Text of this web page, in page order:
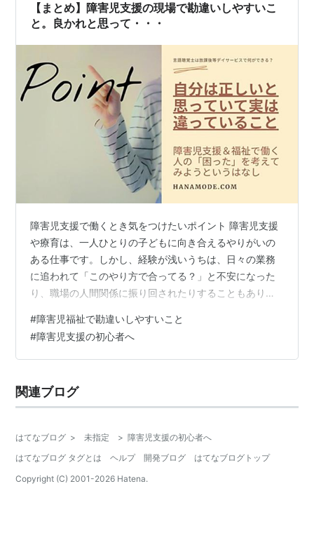
【まとめ】障害児支援の現場で勘違いしやすいこ
と。良かれと思って・・・
障害児支援で働くとき気をつけたいポイント 障害児支援
や療育は、一人ひとりの子どもに向き合えるやりがいの
ある仕事です。しかし、経験が浅いうちは、日々の業務
に追われて「このやり方で合ってる？」と不安になった
り、職場の人間関係に振り回されたりすることもありま
は、支援スタッフ・保育士・理学療法士・言語聴覚士・
作業療法士など、さまざまな職種が一緒に働くため、考
え方やスタイルの違いから戸惑う場面も少なくありませ
て反応が全然違うし・・・。 今回は、職場では「正し
い」と言われているけれど、よく考えたら「それは違…
#障害児福祉で勘違いしやすいこと
#障害児支援の初心者へ
関連ブログ
はてなブログ > 未指定 > 障害児支援の初心者へ
はてなブログ タグとは
ヘルプ 開発ブログ
はてなブログトップ
Copyright (C) 2001-2026 Hatena.